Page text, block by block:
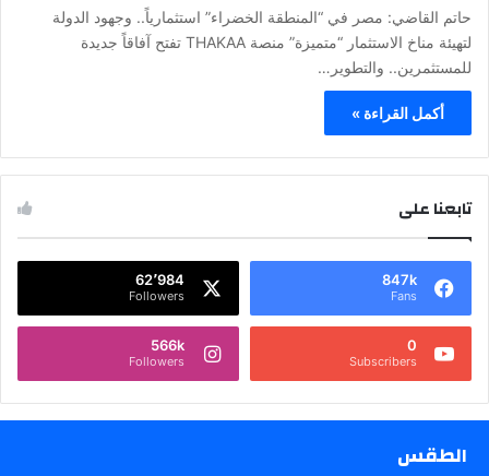
حاتم القاضي: مصر في “المنطقة الخضراء” استثمارياً.. وجهود الدولة
لتهيئة مناخ الاستثمار “متميزة” منصة THAKAA تفتح آفاقاً جديدة
للمستثمرين.. والتطوير…
أكمل القراءة »
تابعنا على
847k
Fans
62٬984
Followers
0
Subscribers
566k
Followers
الطقس